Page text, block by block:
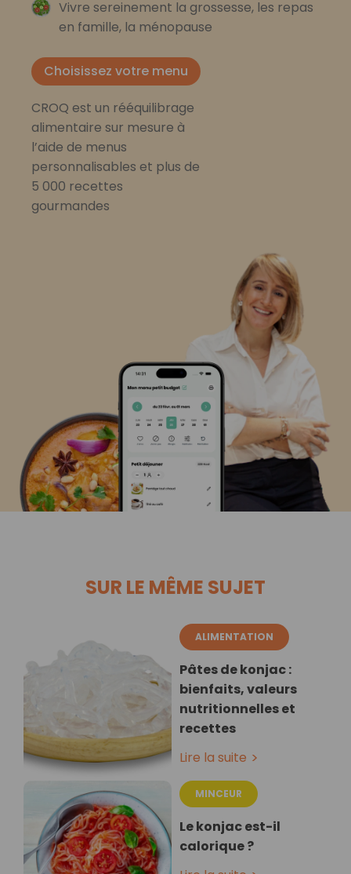
Vivre sereinement la grossesse, les repas
en famille, la ménopause
Choisissez votre menu
CROQ est un rééquilibrage
alimentaire sur mesure à
l’aide de menus
personnalisables et plus de
5 000 recettes
gourmandes
SUR LE MÊME SUJET
ALIMENTATION
Pâtes de konjac :
bienfaits, valeurs
nutritionnelles et
recettes
Lire la suite
MINCEUR
Le konjac est-il
calorique ?